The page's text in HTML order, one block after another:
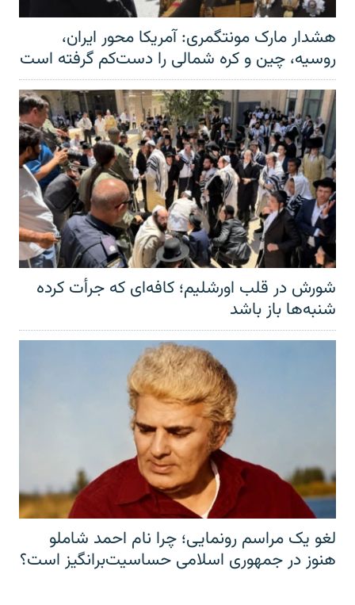
هشدار مارک مونتگمری: آمریکا محور ایران،
روسیه، چین و کره شمالی را دست‌کم گرفته است
شورش در قلب اورشلیم؛ کافه‌ای که جرأت کرده
شنبه‌ها باز باشد
لغو یک مراسم رونمایی؛ چرا نام احمد شاملو
هنوز در جمهوری اسلامی حساسیت‌برانگیز است؟